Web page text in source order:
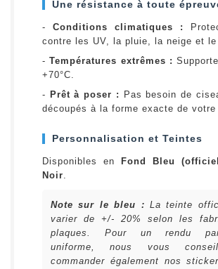
Une résistance à toute
- Conditions climatiques :
contre les UV, la pluie, la neige et
-Températures extrêmes :
+70°C.
- Prêt à poser :
Pas besoin de
découpés à la forme exacte de votre
Personnalisation et Teintes
Disponibles en Fond Bleu
Noir.
Note sur le bleu : La teinte
varier de +/- 20% selon les
plaques. Pour un rendu
uniforme, nous vous
commander également nos